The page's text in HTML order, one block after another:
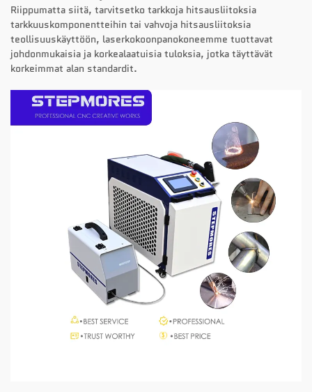
Riippumatta siitä, tarvitsetko tarkkoja hitsausliitoksia
tarkkuuskomponentteihin tai vahvoja hitsausliitoksia
teollisuuskäyttöön, laserkokoonpanokoneemme tuottavat
johdonmukaisia ja korkealaatuisia tuloksia, jotka täyttävät
korkeimmat alan standardit.